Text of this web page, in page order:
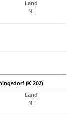
Land
NI
(K 202)
Land
NI